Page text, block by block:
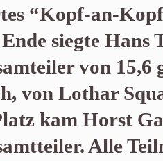
“Kopf-an-
siegte
von 15,6
von Lothar
kam Horst
Alle